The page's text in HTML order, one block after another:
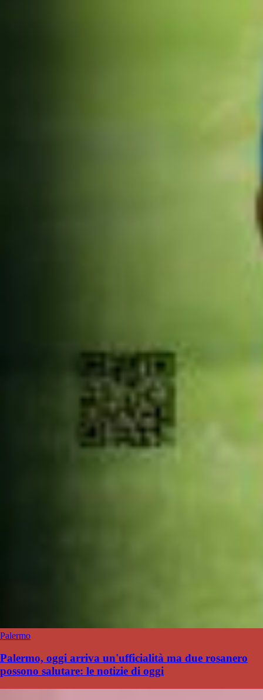
Palermo
Palermo, oggi arriva un'ufficialità ma due rosanero
possono salutare: le notizie di oggi